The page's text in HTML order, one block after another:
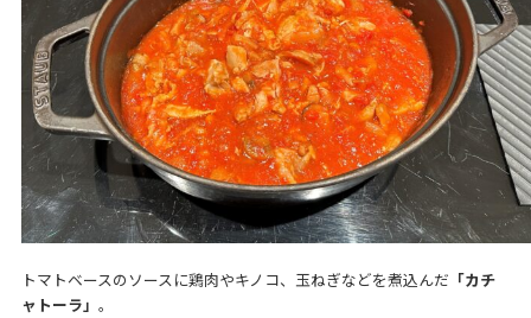
トマトベースのソースに鶏肉やキノコ、玉ねぎなどを煮込んだ 「カチ
ャトーラ」 。